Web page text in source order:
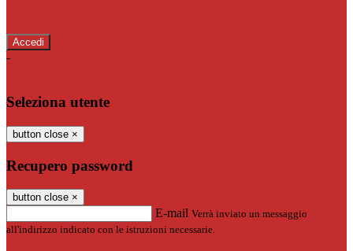
-
Seleziona utente
button close ×
Recupero password
button close ×
E-mail Verrà inviato un messaggio
all'indirizzo indicato con le istruzioni necessarie.